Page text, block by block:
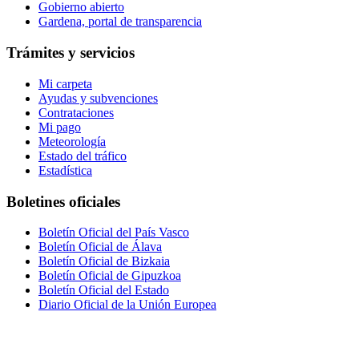
Gobierno abierto
Gardena, portal de transparencia
Trámites y servicios
Mi carpeta
Ayudas y subvenciones
Contrataciones
Mi pago
Meteorología
Estado del tráfico
Estadística
Boletines oficiales
Boletín Oficial del País Vasco
Boletín Oficial de Álava
Boletín Oficial de Bizkaia
Boletín Oficial de Gipuzkoa
Boletín Oficial del Estado
Diario Oficial de la Unión Europea